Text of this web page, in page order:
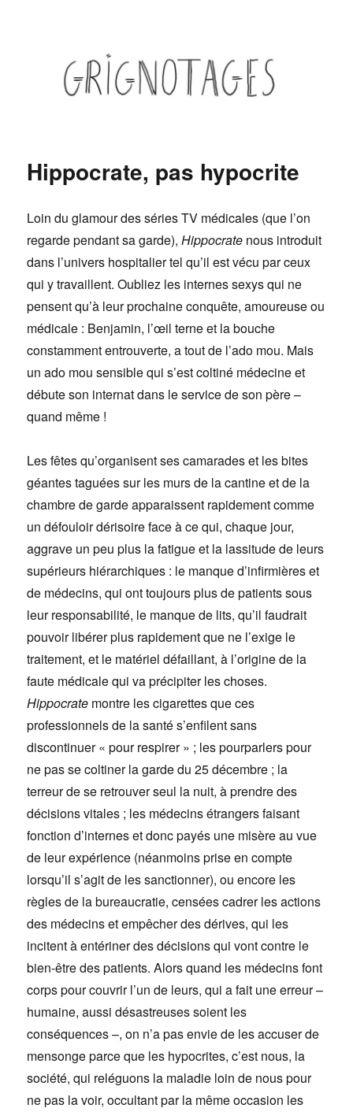
Hippocrate, pas hypocrite
Loin du glamour des séries TV médicales (que l’on
regarde pendant sa garde),Hippocrate nous introduit
dans l’univers hospitalier tel qu’il est vécu par ceux
qui y travaillent. Oubliez les internes sexys qui ne
pensent qu’à leur prochaine conquête, amoureuse ou
médicale : Benjamin, l’œil terne et la bouche
constamment entrouverte, a tout de l’ado mou. Mais
un ado mou sensible qui s’est coltiné médecine et
débute son internat dans le service de son père –
quand même !
Les fêtes qu’organisent ses camarades et les bites
géantes taguées sur les murs de la cantine et de la
chambre de garde apparaissent rapidement comme
un défouloir dérisoire face à ce qui, chaque jour,
aggrave un peu plus la fatigue et la lassitude de leurs
supérieurs hiérarchiques : le manque d’infirmières et
de médecins, qui ont toujours plus de patients sous
leur responsabilité, le manque de lits, qu’il faudrait
pouvoir libérer plus rapidement que ne l’exige le
traitement, et le matériel défaillant, à l’origine de la
faute médicale qui va précipiter les choses.
Hippocrate montre les cigarettes que ces
professionnels de la santé s’enfilent sans
discontinuer « pour respirer » ; les pourparlers pour
ne pas se coltiner la garde du 25 décembre ; la
terreur de se retrouver seul la nuit, à prendre des
décisions vitales ; les médecins étrangers faisant
fonction d’internes et donc payés une misère au vue
de leur expérience (néanmoins prise en compte
lorsqu’il s’agit de les sanctionner), ou encore les
règles de la bureaucratie, censées cadrer les actions
des médecins et empêcher des dérives, qui les
incitent à entériner des décisions qui vont contre le
bien-être des patients. Alors quand les médecins font
corps pour couvrir l’un de leurs, qui a fait une erreur –
humaine, aussi désastreuses soient les
conséquences –, on n’a pas envie de les accuser de
mensonge parce que les hypocrites, c’est nous, la
société, qui reléguons la maladie loin de nous pour
ne pas la voir, occultant par la même occasion les